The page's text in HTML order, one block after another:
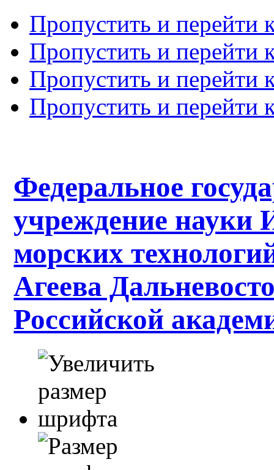
Пропустить и перейти
Пропустить и перейти
Пропустить и перейти
Пропустить и перейти
Федеральное
учреждение науки
морских
Агеева
Российской